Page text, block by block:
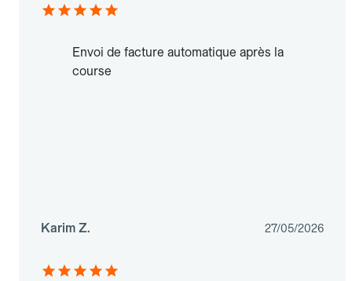
Envoi de facture automatique après la
course
Karim Z. 27/05/2026